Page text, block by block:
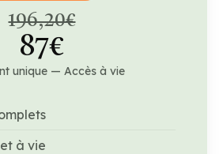
196,20€
87€
unique — Accès à vie
à vie